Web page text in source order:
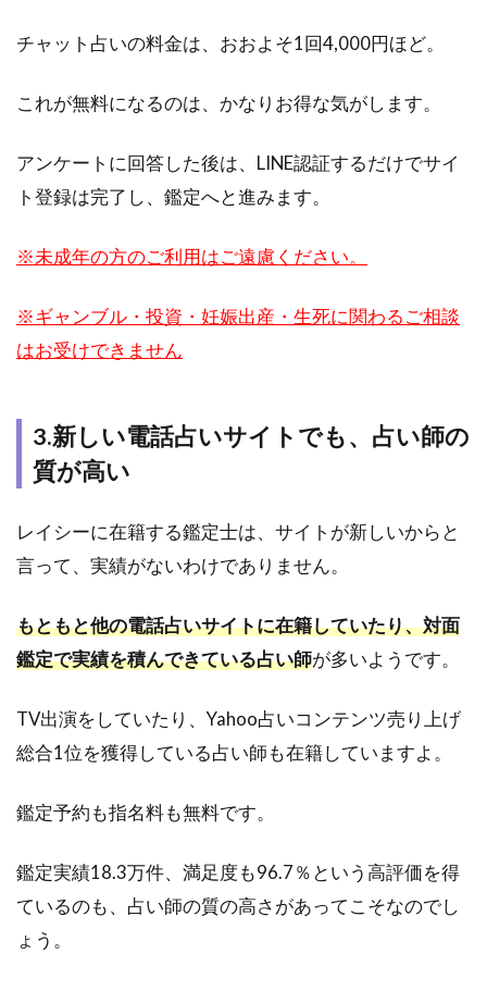
1.紋
由美
ゆ
先生
5.2
2.天
生
5.3
先生
5.4
感シ
ヴァ
5.5
5.シャ
ーリー
生
※2026
年4月
在籍が
ん
5.6
チャット占いの料金は、おおよそ1回4,000円ほど。
これが無料になるのは、かなりお得な気がします。
アンケートに回答した後は、LINE認証するだけでサイ
ト登録は完了し、鑑定へと進みます。
※未成年の方のご利用はご遠慮ください。
※ギャンブル・投資・妊娠出産・生死に関わるご相談
はお受けできません
3.新しい電話占いサイトでも、占い師の
質が高い
レイシーに在籍する鑑定士は、サイトが新しいからと
言って、実績がないわけでありません。
もともと他の電話占いサイトに在籍していたり、対面
鑑定で実績を積んできている占い師が多いようです。
TV出演をしていたり、Yahoo占いコンテンツ売り上げ
総合1位を獲得している占い師も在籍していますよ。
鑑定予約も指名料も無料です。
鑑定実績18.3万件、満足度も96.7％という高評価を得
ているのも、占い師の質の高さがあってこそなのでし
ょう。